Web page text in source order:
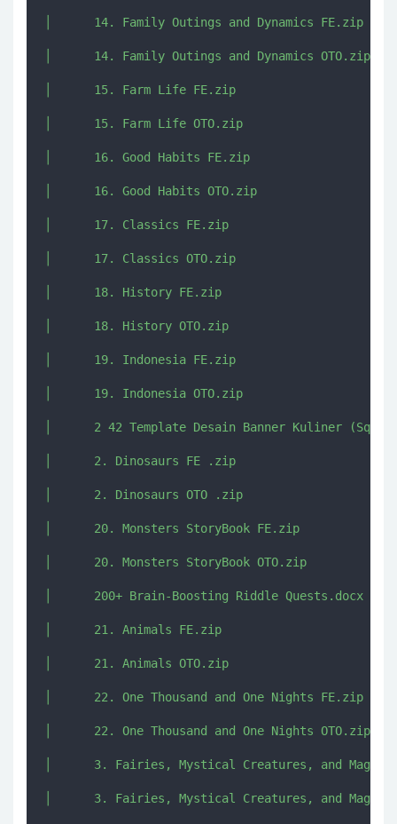
│      14. Family Outings and Dynamics FE.zip
│      14. Family Outings and Dynamics OTO.zip
│      15. Farm Life FE.zip
│      15. Farm Life OTO.zip
│      16. Good Habits FE.zip
│      16. Good Habits OTO.zip
│      17. Classics FE.zip
│      17. Classics OTO.zip
│      18. History FE.zip
│      18. History OTO.zip
│      19. Indonesia FE.zip
│      19. Indonesia OTO.zip
│      2 42 Template Desain Banner Kuliner
│      2. Dinosaurs FE .zip
│      2. Dinosaurs OTO .zip
│      20. Monsters StoryBook FE.zip
│      20. Monsters StoryBook OTO.zip
│      200+ Brain-Boosting Riddle Quests.docx
│      21. Animals FE.zip
│      21. Animals OTO.zip
│      22. One Thousand and One Nights FE.zip
│      22. One Thousand and One Nights OTO.zip
│      3. Fairies, Mystical Creatures, and Magic
│      3. Fairies, Mystical Creatures, and Magic